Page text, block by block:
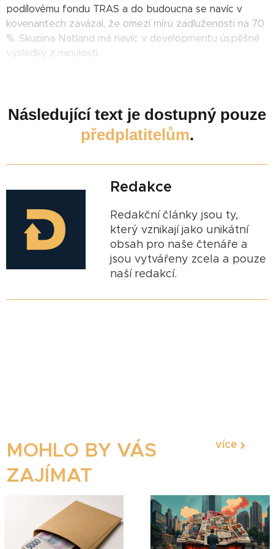
podílovému fondu TRAS a do budoucna se navíc v
kovenantech zavázal, že omezí míru zadluženosti na 70
%. Skupina Natland má navíc v developmentu úspěšné
výsledky z minulosti.
Následující text je dostupný pouze
předplatitelům.
Redakce
Redakční články jsou ty,
který vznikají jako unikátní
obsah pro naše čtenáře a
jsou vytvářeny zcela a pouze
naší redakcí.
MOHLO BY VÁS
ZAJÍMAT
více